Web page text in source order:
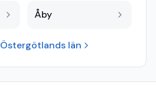
Åby
Östergötlands län